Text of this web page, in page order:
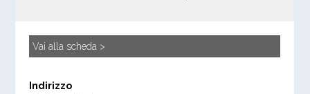
Vai alla scheda >
Indirizzo